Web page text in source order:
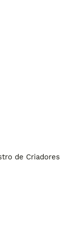
de Criadores